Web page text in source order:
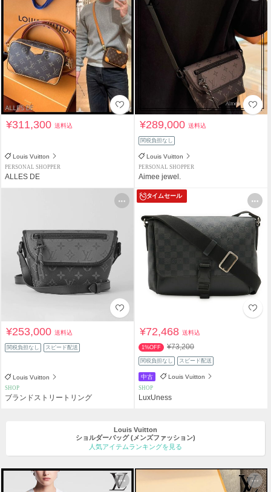
¥311,300送料込
Louis Vuitton
PERSONAL SHOPPER
ALLES DE
¥289,000送料込
関税負担なし
Louis Vuitton
PERSONAL SHOPPER
Aimee jewel.
¥253,000送料込
関税負担なし スピード配送
Louis Vuitton
SHOP
ブランドストリートリング
タイムセール
¥72,468送料込
1%OFF ¥73,200
関税負担なし スピード配送
中古 Louis Vuitton
SHOP
LuxUness
Louis Vuitton
ショルダーバッグ (メンズファッション)
人気アイテムランキングを見る